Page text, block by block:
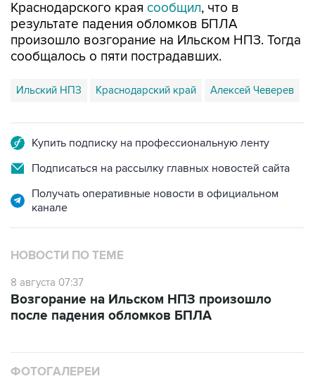
произошло возгорание на Ильском НПЗ. Тогда
сообщалось о пяти пострадавших.
Ильский НПЗ Краснодарский край Алексей Чеверев
Подписаться на рассылку главных новостей сайта
Получать оперативные новости в официальном
НОВОСТИ ПО ТЕМЕ
8 августа 07:37
после падения обломков БПЛА